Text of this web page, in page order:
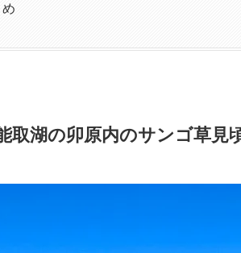
め
取湖の卯原内のサンゴ草見